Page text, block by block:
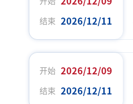
结束 2026/12/11
开始 2026/12/09
结束 2026/12/11